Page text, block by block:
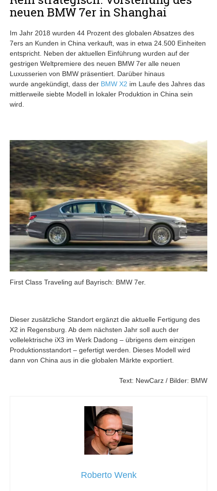
neuen BMW 7er in Shanghai
Im Jahr 2018 wurden 44 Prozent des globalen Absatzes des
7ers an Kunden in China verkauft, was in etwa 24.500 Einheiten
entspricht. Neben der aktuellen Einführung wurden auf der
gestrigen Weltpremiere des neuen BMW 7er alle neuen
Luxusserien von BMW präsentiert. Darüber hinaus
wurde angekündigt, dass der BMW X2 im Laufe des Jahres das
mittlerweile siebte Modell in lokaler Produktion in China sein
wird.
First Class Traveling auf Bayrisch: BMW 7er.
Dieser zusätzliche Standort ergänzt die aktuelle Fertigung des
X2 in Regensburg. Ab dem nächsten Jahr soll auch der
vollelektrische iX3 im Werk Dadong – übrigens dem einzigen
Produktionsstandort – gefertigt werden. Dieses Modell wird
dann von China aus in die globalen Märkte exportiert.
Text: NewCarz / Bilder: BMW
Roberto Wenk